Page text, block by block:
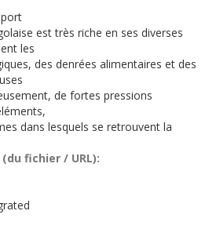
est très riche en ses diverses
les
des denrées alimentaires et des
de fortes pressions
dans lesquels se retrouvent la
fichier / URL)